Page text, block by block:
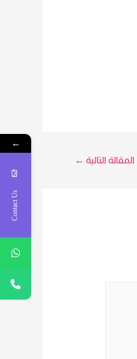
المقالة التالية ←
←
Contact Us